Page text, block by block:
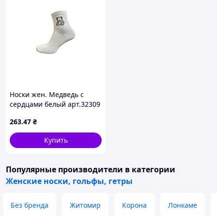
Носки жен. Медведь с
сердцами белый арт.32309
MARCA
263.47 ₴
Купить
Популярные производители в категории
Женские носки, гольфы, гетры
Без бренда Житомир Корона Лонкаме